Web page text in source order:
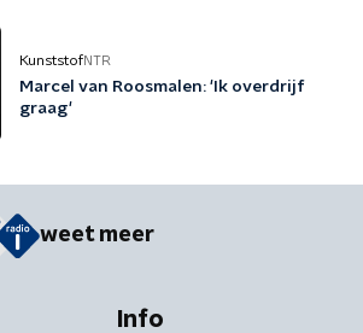
KunststofNTR
Marcel van Roosmalen: 'Ik overdrijf
graag'
weet meer
Info